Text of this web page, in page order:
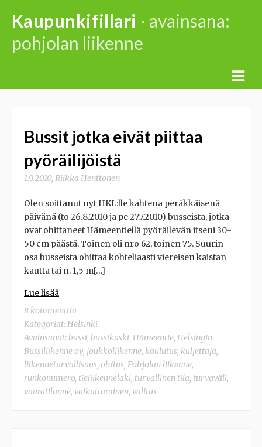
content
Kaupunkifillari · avainsana:
pohjolan liikenne
Bussit jotka eivät piittaa
pyöräilijöistä
1.9.2010, Riikka Henttonen
Olen soittanut nyt HKL:lle kahtena peräkkäisenä
päivänä (to 26.8.2010 ja pe 27.7.2010) busseista, jotka
ovat ohittaneet Hämeentiellä pyöräilevän itseni 30-
50 cm päästä. Toinen oli nro 62, toinen 75. Suurin
osa busseista ohittaa kohteliaasti viereisen kaistan
kautta tai n. 1,5 m[…]
Lue lisää
8 kommenttia
Kategoriat:Helsinki
Avainsanat: bussi, bussikuski, Hämeentie, Helsingin
Bussiliikenne oy, joukkoliikenne, koulutus, kuljettaja,
liikenneturvallisuus, ohitus, Pohjolan liikenne,
runkonumero, tieliikennelaki, turvallinen tila, turvaväli,
vaaratilanne, vaikuttaminen, valitus